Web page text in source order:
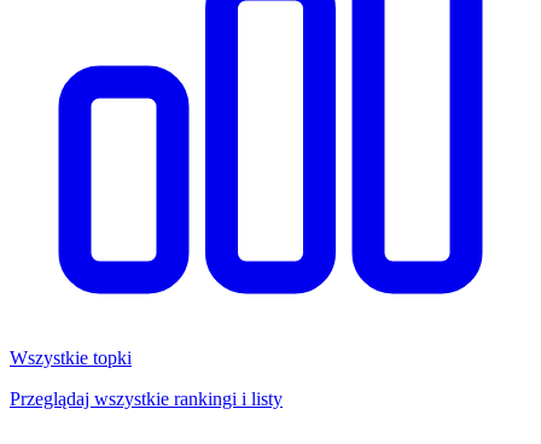
Wszystkie topki
Przeglądaj wszystkie rankingi i listy